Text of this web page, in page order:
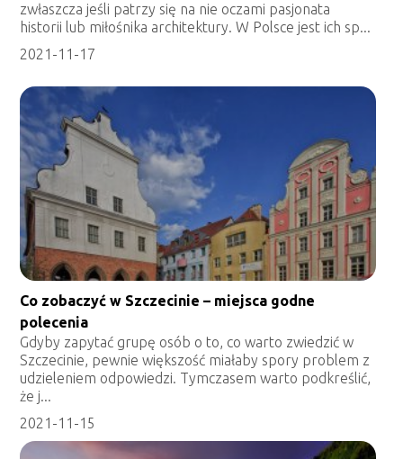
zwłaszcza jeśli patrzy się na nie oczami pasjonata
historii lub miłośnika architektury. W Polsce jest ich sp...
2021-11-17
Co zobaczyć w Szczecinie – miejsca godne
polecenia
Gdyby zapytać grupę osób o to, co warto zwiedzić w
Szczecinie, pewnie większość miałaby spory problem z
udzieleniem odpowiedzi. Tymczasem warto podkreślić,
że j...
2021-11-15